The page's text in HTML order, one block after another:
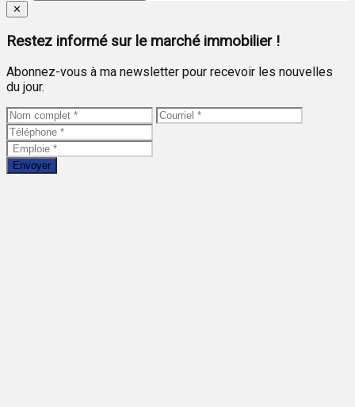
Close
✕
Restez informé sur le marché immobilier !
Abonnez-vous à ma newsletter pour recevoir les nouvelles
du jour.
Envoyer